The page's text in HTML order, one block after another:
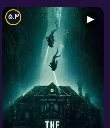
▶
5.3